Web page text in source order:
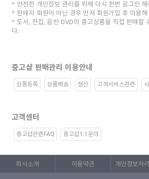
안전한 개인정보 관리를 위해 다시 한번 로그인
판매자 회원이 아닌 경우 먼저 회원가입 후 이용
도서, 전집, 음반 DVD의 중고상품을 직접 판매할
다.
중고샵 판매관리 이용안내
상품등록 상품배송 정산 고객서비스관련
고객센터
중고샵관련FAQ 중고샵1:1문의
회사소개 이용약관 개인정보처